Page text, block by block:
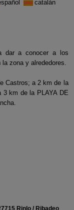
catalán
dar a conocer a los
zona y alrededores.
Castros; a 2 km de la
km de la PLAYA DE
Rinlo / Ribadeo